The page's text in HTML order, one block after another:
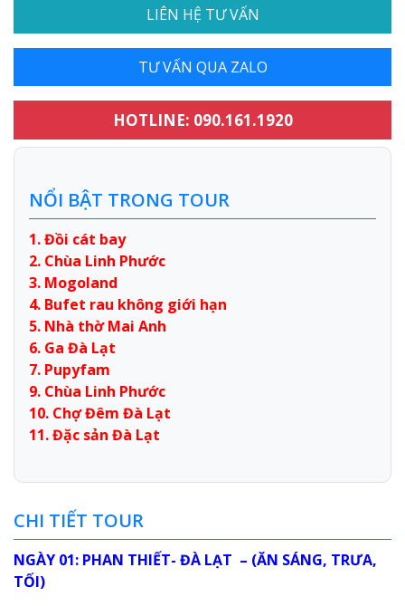
LIÊN HỆ TƯ VẤN
TƯ VẤN QUA ZALO
HOTLINE: 090.161.1920
NỔI BẬT TRONG TOUR
1. Đồi cát bay
2. Chùa Linh Phước
3. Mogoland
4. Bufet rau không giới hạn
5. Nhà thờ Mai Anh
6. Ga Đà Lạt
7. Pupyfam
9. Chùa Linh Phước
10. Chợ Đêm Đà Lạt
11. Đặc sản Đà Lạt
CHI TIẾT TOUR
NGÀY 01: PHAN THIẾT- ĐÀ LẠT – (ĂN SÁNG, TRƯA,
TỐI)